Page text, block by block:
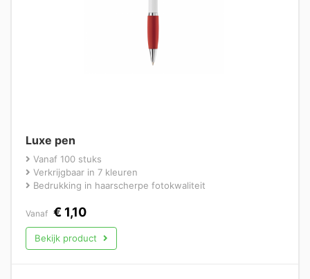
Luxe pen
Vanaf 100 stuks
Verkrijgbaar in 7 kleuren
Bedrukking in haarscherpe fotokwaliteit
Vanaf € 1,10
Bekijk product